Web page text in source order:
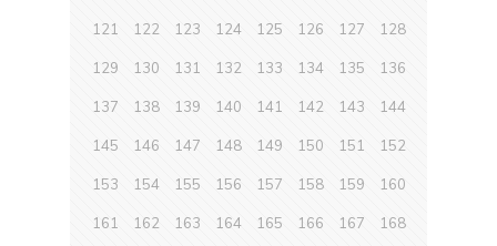
121 122 123 124 125 126 127 128
129 130 131 132 133 134 135 136
137 138 139 140 141 142 143 144
145 146 147 148 149 150 151 152
153 154 155 156 157 158 159 160
161 162 163 164 165 166 167 168